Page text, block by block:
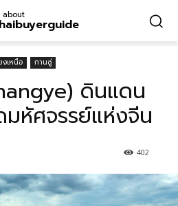
about
งเหนือ กานซู่
ดินแดน
มหัศจรรย์แห่งจีน
402